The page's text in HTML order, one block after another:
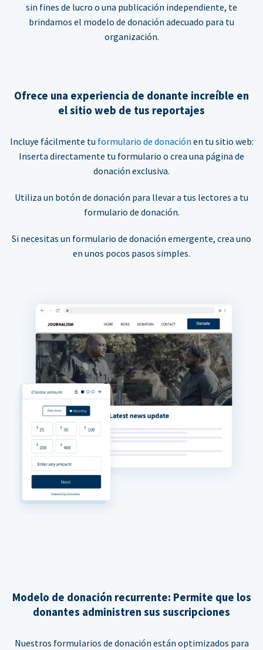
sin fines de lucro o una publicación independiente, te
brindamos el modelo de donación adecuado para tu
organización.
Ofrece una experiencia de donante increíble en
el sitio web de tus reportajes
Incluye fácilmente tu formulario de donación en tu sitio web:
Inserta directamente tu formulario o crea una página de
donación exclusiva.
Utiliza un botón de donación para llevar a tus lectores a tu
formulario de donación.
Si necesitas un formulario de donación emergente, crea uno
en unos pocos pasos simples.
Modelo de donación recurrente: Permite que los
donantes administren sus suscripciones
Nuestros formularios de donación están optimizados para